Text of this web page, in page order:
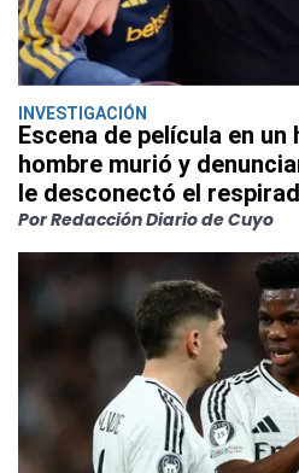
INVESTIGACIÓN
Escena de película en
hombre murió y
le desconectó el
Por Redacción Diario de Cuyo